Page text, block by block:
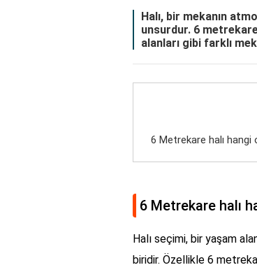
Halı, bir mekanın
unsurdur. 6
alanları gibi farklı
6 Metrekare halı hangi
6 Metrekare halı
Halı seçimi, bir yaşam
biridir. Özellikle 6